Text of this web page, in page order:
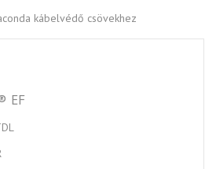
kábelvédő csövekhez
EF